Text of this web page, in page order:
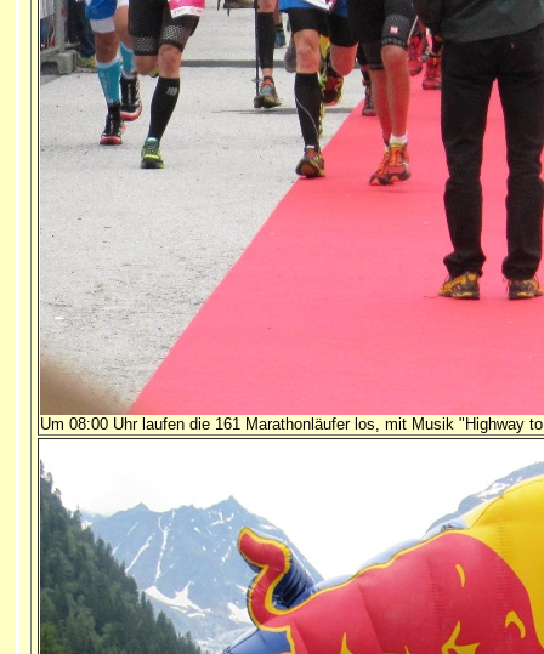
Um 08:00 Uhr laufen die 161 Marathonläufer los, mit Musik "Highway